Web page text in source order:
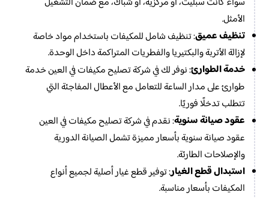
الأمثل.
تنظيف عميق: تنظيف شامل للمكيفات باستخدام مواد خاصة
لإزالة الأتربة والبكتيريا والفطريات المتراكمة داخل الوحدة.
خدمة الطوارئ: نوفر لك في شركة تصليح مكيفات في العين خدمة
طوارئ على مدار الساعة للتعامل مع الأعطال المفاجئة التي
تتطلب تدخلًا فوريًا.
عقود صيانة سنوية: نقدم في شركة تصليح مكيفات في العين
عقود صيانة سنوية بأسعار مميزة تشمل الصيانة الدورية
والإصلاحات الطارئة.
استبدال قطع الغيار: توفير قطع غيار أصلية لجميع أنواع
المكيفات بأسعار مناسبة.